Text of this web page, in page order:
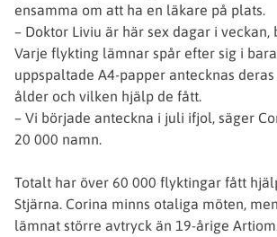
ensamma om att ha en läkare på plats.
– Doktor Liviu är här sex dagar i veckan,
Varje flykting lämnar spår efter sig i
uppspaltade A4-papper antecknas
ålder och vilken hjälp de fått.
– Vi började anteckna i juli ifjol, säger
20 000 namn.
Totalt har över 60 000 flyktingar fått
Stjärna. Corina minns otaliga möten,
lämnat större avtryck än 19-årige